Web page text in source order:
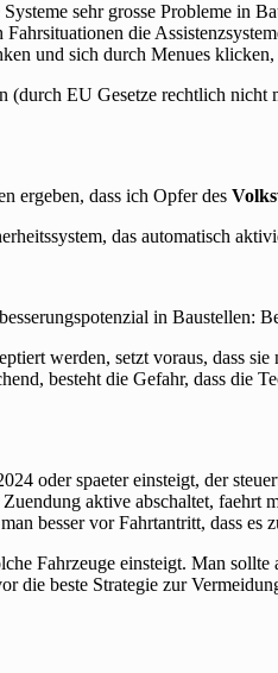
sehr grosse Probleme in
Fahrsituationen die
und sich durch Menues
(durch EU Gesetze rechtlich
ergeben, dass ich Opfer des
das automatisch
in
werden, setzt voraus, dass
besteht die Gefahr, dass die
oder spaeter einsteigt, der
aktive abschaltet, faehrt
besser vor Fahrtantritt, dass es
Fahrzeuge einsteigt. Man
die beste Strategie zur